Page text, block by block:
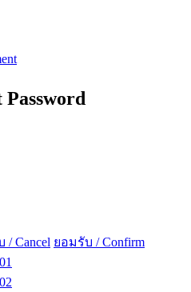
Password
/ Cancel ยอมรับ / Confirm